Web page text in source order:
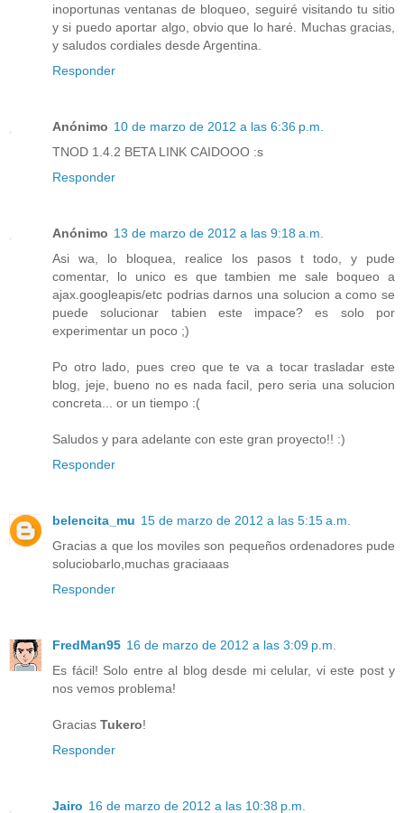
inoportunas ventanas de bloqueo, seguiré visitando tu sitio
y si puedo aportar algo, obvio que lo haré. Muchas gracias,
y saludos cordiales desde Argentina.
Responder
Anónimo 10 de marzo de 2012 a las 6:36 p.m.
TNOD 1.4.2 BETA LINK CAIDOOO :s
Responder
Anónimo 13 de marzo de 2012 a las 9:18 a.m.
Asi wa, lo bloquea, realice los pasos t todo, y pude
comentar, lo unico es que tambien me sale boqueo a
ajax.googleapis/etc podrias darnos una solucion a como se
puede solucionar tabien este impace? es solo por
experimentar un poco ;)
Po otro lado, pues creo que te va a tocar trasladar este
blog, jeje, bueno no es nada facil, pero seria una solucion
concreta... or un tiempo :(
Saludos y para adelante con este gran proyecto!! :)
Responder
belencita_mu 15 de marzo de 2012 a las 5:15 a.m.
Gracias a que los moviles son pequeños ordenadores pude
soluciobarlo,muchas graciaaas
Responder
FredMan95 16 de marzo de 2012 a las 3:09 p.m.
Es fácil! Solo entre al blog desde mi celular, vi este post y
nos vemos problema!
Gracias Tukero!
Responder
Jairo 16 de marzo de 2012 a las 10:38 p.m.